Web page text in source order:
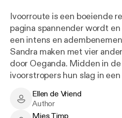
Ivoorroute is een boeiende
pagina spannender wordt
een intens en
Sandra maken met vier
door Oeganda. Midden in
ivoorstropers hun slag in
niet onopgemerkt. De
bedreigd en de ontspannen
Ellen de Vriend - Author
Ellen de Vriend
Author
Mies Timp